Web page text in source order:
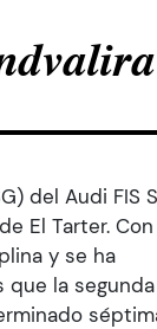
del Audi FIS
El Tarter.
y se ha
que la segunda